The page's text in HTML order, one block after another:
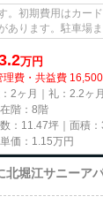
。初期費用はカー
あります。駐車場
万円
理費・共益費
2ヶ月｜礼：2.2ヶ月
階：8階
：11.47坪｜面積：
価： 1.15万円
北堀江サニーア